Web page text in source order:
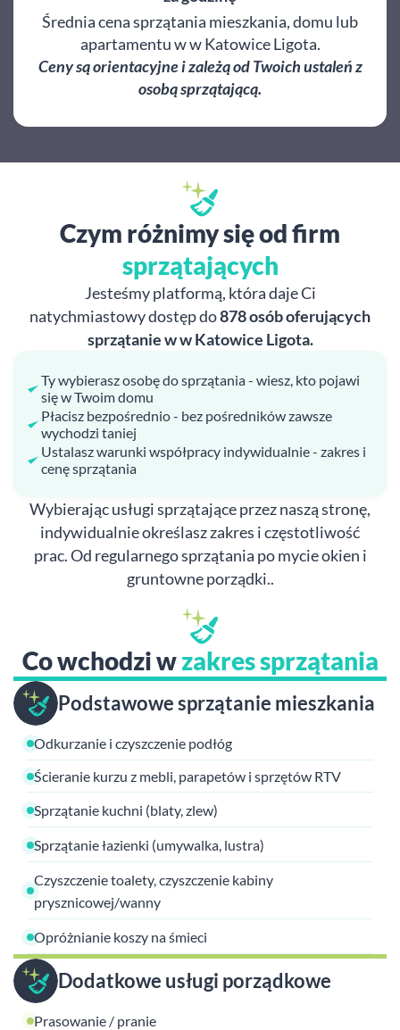
Średnia cena sprzątania mieszkania, domu lub
apartamentu w w Katowice Ligota.
Ceny są orientacyjne i zależą od Twoich ustaleń z
osobą sprzątającą.
Czym różnimy się od firm
sprzątających
Jesteśmy platformą, która daje Ci
natychmiastowy dostęp do878 osób oferujących
sprzątanie w w Katowice Ligota.
Ty wybierasz osobę do sprzątania - wiesz, kto pojawi
się w Twoim domu
Płacisz bezpośrednio - bez pośredników zawsze
wychodzi taniej
Ustalasz warunki współpracy indywidualnie - zakres i
cenę sprzątania
Wybierając usługi sprzątające przez naszą stronę,
indywidualnie określasz zakres i częstotliwość
prac. Od regularnego sprzątania po mycie okien i
gruntowne porządki..
Co wchodzi wzakres sprzątania
Podstawowe sprzątanie mieszkania
Odkurzanie i czyszczenie podłóg
Ścieranie kurzu z mebli, parapetów i sprzętów RTV
Sprzątanie kuchni (blaty, zlew)
Sprzątanie łazienki (umywalka, lustra)
Czyszczenie toalety, czyszczenie kabiny
prysznicowej/wanny
Opróżnianie koszy na śmieci
Dodatkowe usługi porządkowe
Prasowanie / pranie